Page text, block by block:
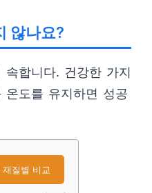
않나요?
합니다. 건강한 가지
온도를 유지하면 성공
질별 비교